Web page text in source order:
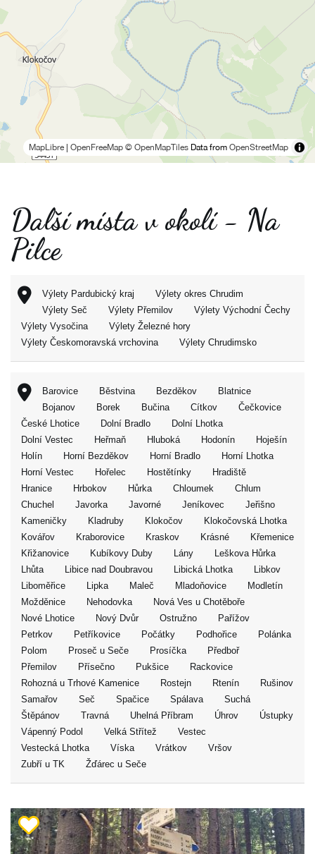
MapLibre OpenFreeMap © OpenMapTiles Data from OpenStreetMap
Další místa v okolí - Na
Pilce
Výlety Pardubický kraj
Výlety okres Chrudim
Výlety Seč
Výlety Přemilov
Výlety Východní Čechy
Výlety Vysočina
Výlety Železné hory
Výlety Českomoravská vrchovina
Výlety Chrudimsko
Barovice Běstvina Bezděkov
Blatnice
Bojanov
Borek Bučina Cítkov
Čečkovice
České Lhotice
Dolní Bradlo
Dolní Lhotka
Dolní Vestec
Heřmaň Hluboká Hodonín
Hoješín
Holín
Horní Bezděkov Horní Bradlo
Horní Lhotka
Horní Vestec
Hořelec Hostětínky
Hradiště
Hranice
Hrbokov Hůrka Chloumek
Chlum
Chuchel
Javorka Javorné Jeníkovec
Jeřišno
Kameničky
Kladruby Klokočov
Klokočovská Lhotka
Kovářov
Kraborovice Kraskov Krásné
Křemenice
Křižanovice
Kubíkovy Duby Lány
Leškova Hůrka
Lhůta
Libice nad Doubravou Libická Lhotka
Libkov
Liboměřice
Lipka Maleč Mladoňovice
Modletín
Možděnice
Nehodovka
Nová Ves u Chotěboře
Nové Lhotice
Nový Dvůr Ostružno
Pařížov
Petrkov
Petříkovice Počátky Podhořice
Polánka
Polom
Proseč u Seče Prosíčka
Předboř
Přemilov
Přísečno Pukšice
Rackovice
Rohozná u Trhové Kamenice
Rostejn Rtenín
Rušinov
Samařov
Seč Spačice Spálava
Suchá
Štěpánov
Travná Uhelná Příbram Úhrov
Ústupky
Vápenný Podol
Velká Střítež
Vestec
Vestecká Lhotka
Víska Vrátkov
Vršov
Zubří u TK
Žďárec u Seče